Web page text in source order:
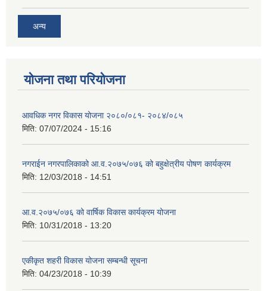
अन्य
योजना तथा परियोजना
आवधिक नगर विकास योजना २०८०/०८१- २०८४/०८५
मिति: 07/07/2024 - 15:16
नगराईन नगरपालिकाको आ.व.२०७५/०७६ को बहुक्षेत्रीय पोषण कार्यक्रम
मिति: 12/03/2018 - 14:51
आ.व.२०७५/०७६ को वार्षिक विकास कार्यक्रम योजना
मिति: 10/31/2018 - 13:20
एकीकृत शहरी विकास योजना सम्बन्धी सूचना
मिति: 04/23/2018 - 10:39